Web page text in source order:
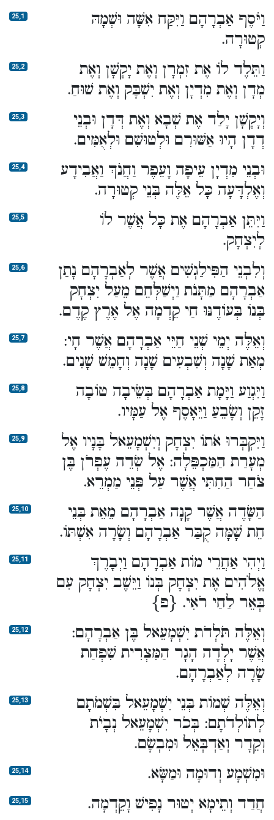
25,1
וַיֹּסֶף אַבְרָהָם וַיִּקַּח אִשָּׁה וּשְׁמָהּ
קְטוּרָה.
25,2
וַתֵּלֶד לוֹ אֶת זִמְרָן וְאֶת יָקְשָׁן וְאֶת
מְדָן וְאֶת מִדְיָן וְאֶת יִשְׁבָּק וְאֶת שׁוּחַ.
25,3
וְיָקְשָׁן יָלַד אֶת שְׁבָא וְאֶת דְּדָן וּבְנֵי
דְדָן הָיוּ אַשּׁוּרִם וּלְטוּשִׁם וּלְאֻמִּים.
25,4
וּבְנֵי מִדְיָן עֵיפָה וָעֵפֶר וַחֲנֹךְ וַאֲבִידָע
וְאֶלְדָּעָה כָּל אֵלֶּה בְּנֵי קְטוּרָה.
25,5
וַיִּתֵּן אַבְרָהָם אֶת כָּל אֲשֶׁר לוֹ
לְיִצְחָק.
25,6
וְלִבְנֵי הַפִּילַגְשִׁים אֲשֶׁר לְאַבְרָהָם נָתַן
אַבְרָהָם מַתָּנֹת וַיְשַׁלְּחֵם מֵעַל יִצְחָק
בְּנוֹ בְּעוֹדֶנּוּ חַי קֵדְמָה אֶל אֶרֶץ קֶדֶם.
25,7
וְאֵלֶּה יְמֵי שְׁנֵי חַיֵּי אַבְרָהָם אֲשֶׁר חָי:
מְאַת שָׁנָה וְשִׁבְעִים שָׁנָה וְחָמֵשׁ שָׁנִים.
25,8
וַיִּגְוַע וַיָּמָת אַבְרָהָם בְּשֵׂיבָה טוֹבָה
זָקֵן וְשָׂבֵעַ וַיֵּאָסֶף אֶל עַמָּיו.
25,9
וַיִּקְבְּרוּ אֹתוֹ יִצְחָק וְיִשְׁמָעֵאל בָּנָיו אֶל
מְעָרַת הַמַּכְפֵּלָה: אֶל שְׂדֵה עֶפְרֹן בֶּן
צֹחַר הַחִתִּי אֲשֶׁר עַל פְּנֵי מַמְרֵא.
25,10
הַשָּׂדֶה אֲשֶׁר קָנָה אַבְרָהָם מֵאֵת בְּנֵי
חֵת שָׁמָּה קֻבַּר אַבְרָהָם וְשָׂרָה אִשְׁתּוֹ.
25,11
וַיְהִי אַחֲרֵי מוֹת אַבְרָהָם וַיְבָרֶךְ
אֱלֹהִים אֶת יִצְחָק בְּנוֹ וַיֵּשֶׁב יִצְחָק עִם
בְּאֵר לַחַי רֹאִי. {פ}
25,12
וְאֵלֶּה תֹּלְדֹת יִשְׁמָעֵאל בֶּן אַבְרָהָם:
אֲשֶׁר יָלְדָה הָגָר הַמִּצְרִית שִׁפְחַת
שָׂרָה לְאַבְרָהָם.
25,13
וְאֵלֶּה שְׁמוֹת בְּנֵי יִשְׁמָעֵאל בִּשְׁמֹתָם
לְתוֹלְדֹתָם: בְּכֹר יִשְׁמָעֵאל נְבָיֹת
וְקֵדָר וְאַדְבְּאֵל וּמִבְשָׂם.
25,14 וּמִשְׁמָע וְדוּמָה וּמַשָּׂא.
25,15 חֲדַד וְתֵימָא יְטוּר נָפִישׁ וָקֵדְמָה.